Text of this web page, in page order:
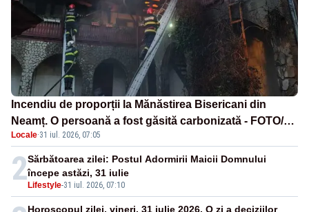
Incendiu de proporții la Mănăstirea Bisericani din
Neamț. O persoană a fost găsită carbonizată - FOTO/
VIDEO
Locale·31 iul. 2026, 07:05
2 Lifestyle-31 iul. 2026, 07:10
Sărbătoarea zilei: Postul Adormirii Maicii Domnului
începe astăzi, 31 iulie
Horoscopul zilei, vineri, 31 iulie 2026. O zi a deciziilor